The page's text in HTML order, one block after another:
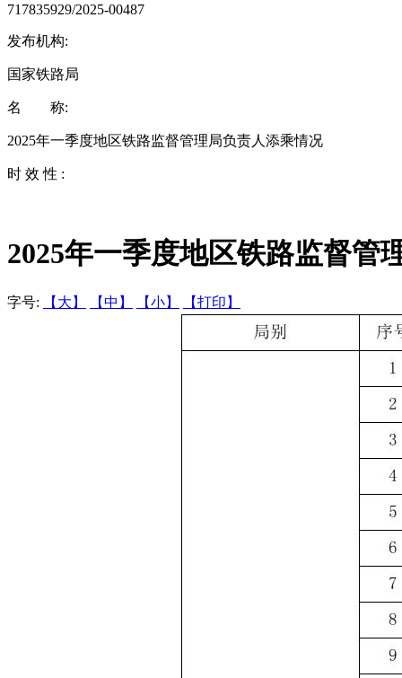
717835929/2025-00487
发布机构:
国家铁路局
名 称:
2025年一季度地区铁路监督管理局负责人添乘情况
时 效 性 :
2025年一季度地区铁路监督管
字号: 【大】 【中】 【小】 【打印】